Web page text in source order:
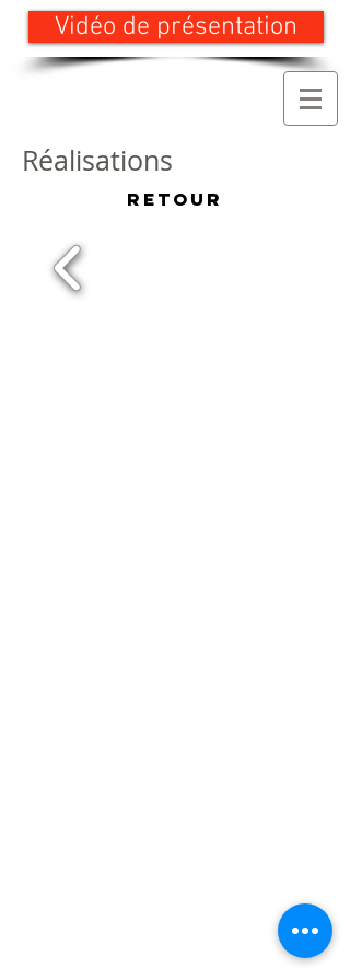
Vidéo de présentation
Réalisations
Retour